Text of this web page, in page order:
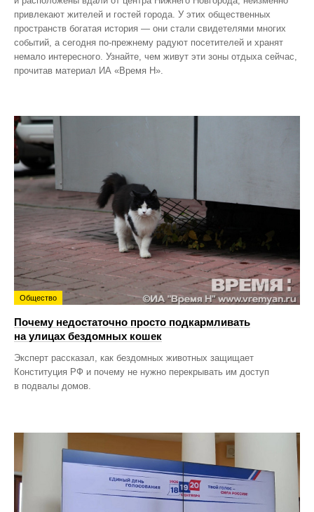
привлекают жителей и гостей города. У этих общественных
пространств богатая история — они стали свидетелями многих
событий, а сегодня по‑прежнему радуют посетителей и хранят
немало интересного. Узнайте, чем живут эти зоны отдыха сейчас,
прочитав материал ИА «Время Н».
Общество
Почему недостаточно просто подкармливать
на улицах бездомных кошек
Эксперт рассказал, как бездомных животных защищает
Конституция РФ и почему не нужно перекрывать им доступ
в подвалы домов.